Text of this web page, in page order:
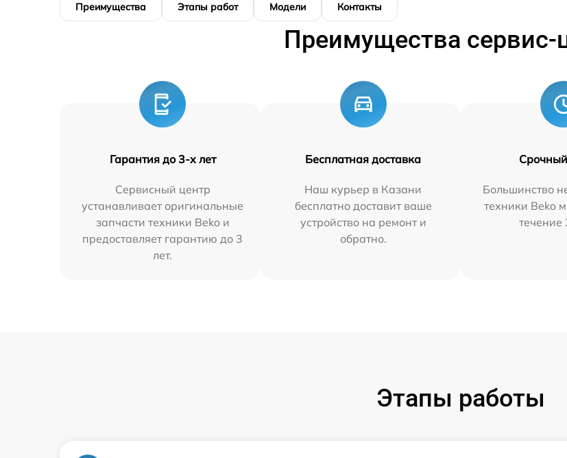
Преимущества Этапы работ Модели Контакты
Преимущества сервис-
Гарантия до 3-х лет
Сервисный центр
устанавливает оригинальные
запчасти техники Beko и
предоставляет гарантию до 3
лет.
Бесплатная доставка
Наш курьер в Казани
бесплатно доставит ваше
устройство на ремонт и
обратно.
Большинство
техники Beko
течение
Этапы работы